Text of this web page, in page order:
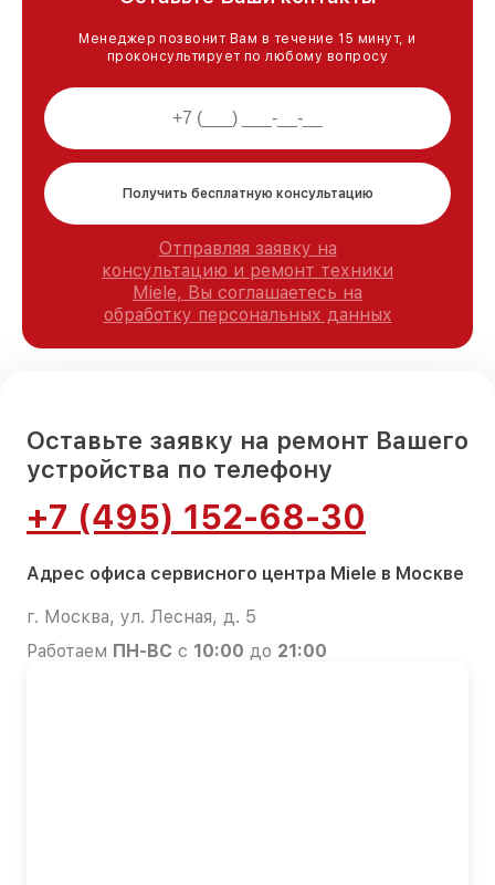
Менеджер позвонит Вам в течение 15 минут, и
проконсультирует по любому вопросу
Получить бесплатную консультацию
Отправляя заявку на
консультацию и ремонт техники
Miele, Вы соглашаетесь на
обработку персональных данных
Оставьте заявку на ремонт Вашего
устройства по телефону
+7 (495) 152-68-30
Адрес офиса сервисного центра Miele в Москве
г. Москва, ул. Лесная, д. 5
Работаем ПН-ВС с 10:00 до 21:00